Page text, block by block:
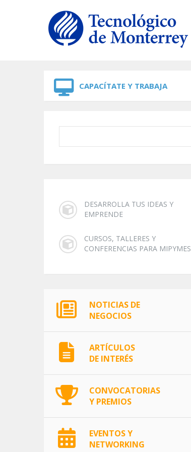
CAPACÍTATE Y TRABAJA
DESARROLLA TUS IDEAS Y
EMPRENDE
CURSOS, TALLERES Y
CONFERENCIAS PARA MIPYMES
NOTICIAS DE
NEGOCIOS
ARTÍCULOS
DE INTERÉS
CONVOCATORIAS
Y PREMIOS
EVENTOS Y
NETWORKING